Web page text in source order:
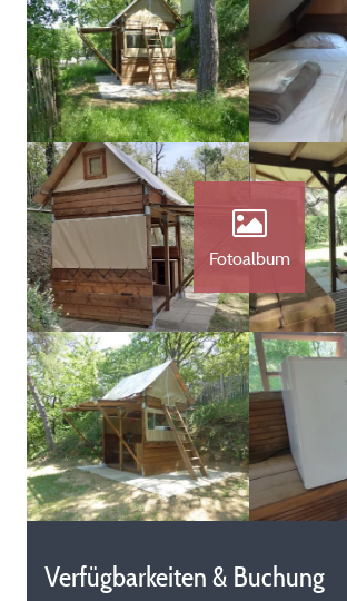
Fotoalbum
Verfügbarkeiten & Buchung